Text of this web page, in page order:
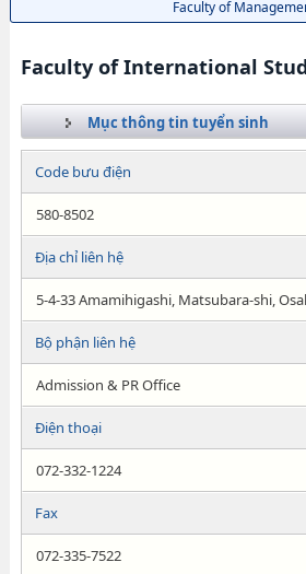
Faculty of
Faculty of International
Mục thông tin tuyển sinh
Code bưu điện
580-8502
Địa chỉ liên hệ
5-4-33 Amamihigashi, Matsubara-shi,
Bộ phận liên hệ
Admission & PR Office
Điện thoại
072-332-1224
Fax
072-335-7522